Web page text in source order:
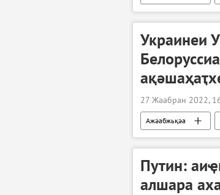
Украина
Украинеи
27 Жәабран 2022,
Ажәабжьқәа
Урыстәыла Донбасс
Путин:
алшара